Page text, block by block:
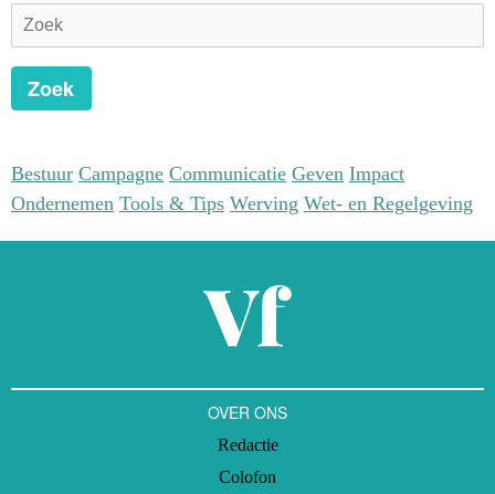
Zoek
Bestuur Campagne Communicatie Geven Impact
Ondernemen Tools & Tips Werving Wet- en Regelgeving
OVER ONS
Redactie
Colofon